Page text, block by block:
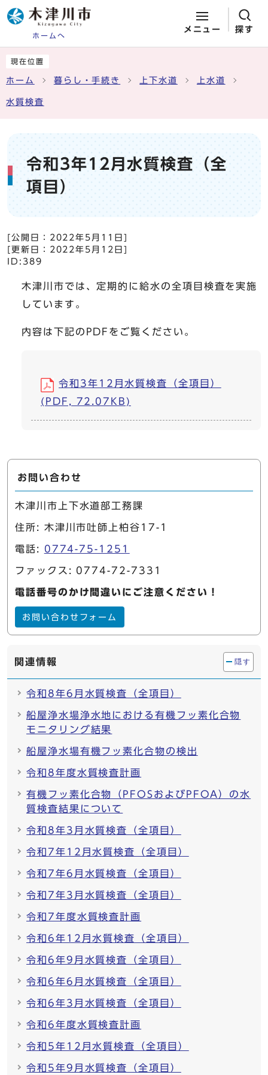
ホームへ
メニュー 探す
現在位置
ホーム 暮らし・手続き 上下水道 上水道
水質検査
令和3年12月水質検査（全
項目）
[公開日： 2022年5月11日
[更新日： 2022年5月12日
ID:389
木津川市では、定期的に給水の全項目検査を実施
しています。
内容は下記のPDFをご覧ください。
令和3年12月水質検査（全項目）
(PDF, 72.07KB)
お問い合わせ
木津川市上下水道部工務課
住所: 木津川市吐師上柏谷17-1
電話: 0774-75-1251
ファックス: 0774-72-7331
電話番号のかけ間違いにご注意ください！
お問い合わせフォーム
関連情報 隠す
令和8年6月水質検査（全項目）
船屋浄水場浄水地における有機フッ素化合物
モニタリング結果
船屋浄水場有機フッ素化合物の検出
令和8年度水質検査計画
有機フッ素化合物（PFOSおよびPFOA）の水
質検査結果について
令和8年3月水質検査（全項目）
令和7年12月水質検査（全項目）
令和7年6月水質検査（全項目）
令和7年3月水質検査（全項目）
令和7年度水質検査計画
令和6年12月水質検査（全項目）
令和6年9月水質検査（全項目）
令和6年6月水質検査（全項目）
令和6年3月水質検査（全項目）
令和6年度水質検査計画
令和5年12月水質検査（全項目）
令和5年9月水質検査（全項目）